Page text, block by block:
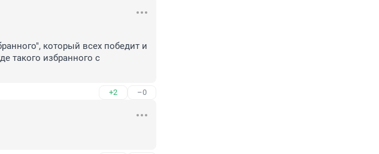
который всех победит и
такого избранного с
+2 –0